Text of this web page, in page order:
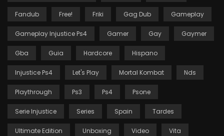
Fandub Free! Friki Gag Dub Gameplay
Gameplay Injustice Ps4 Gamer Gay Gaymer
Gba Guia Hardcore Hispano
Injustice Ps4 Let's Play Mortal Kombat Nds
Playthrough Ps3 Ps4 Psone
Serie Injustice Series Spain Tardes
Ultimate Edition Unboxing Video Vita